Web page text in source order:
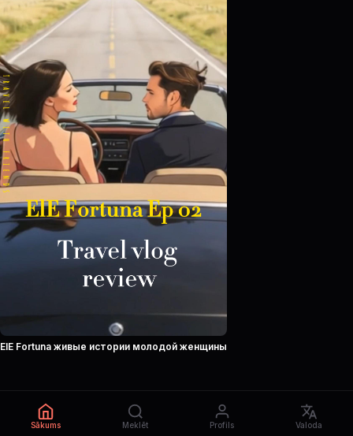
ElE Fortuna живые истории молодой женщины
Sākums Meklēt Profils Valoda